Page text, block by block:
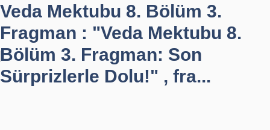
Veda Mektubu 8. Bölüm 3.
Fragman : "Veda Mektubu 8.
Bölüm 3. Fragman: Son
Sürprizlerle Dolu!" , fra...